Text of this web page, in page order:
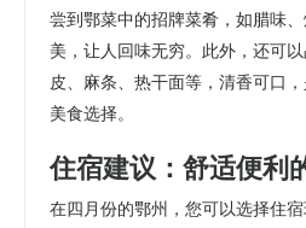
尝到鄂菜中的招牌菜肴，如腊味
美，让人回味无穷。此外，还可
皮、麻条、热干面等，清香可口
美食选择。
住宿建议：舒适便利
在四月份的鄂州，您可以选择住